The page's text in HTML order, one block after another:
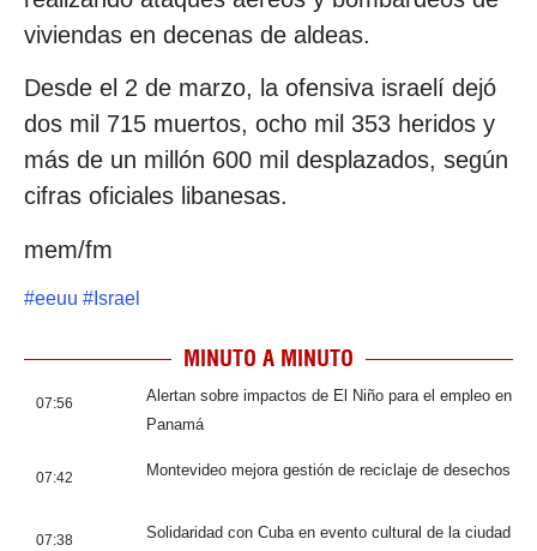
viviendas en decenas de aldeas.
Desde el 2 de marzo, la ofensiva israelí dejó
dos mil 715 muertos, ocho mil 353 heridos y
más de un millón 600 mil desplazados, según
cifras oficiales libanesas.
mem/fm
#eeuu # Israel
MINUTO A MINUTO
07:56
Alertan sobre impactos de El Niño para el empleo en
Panamá
07:42 Montevideo mejora gestión de reciclaje de desechos
07:38
Solidaridad con Cuba en evento cultural de la ciudad